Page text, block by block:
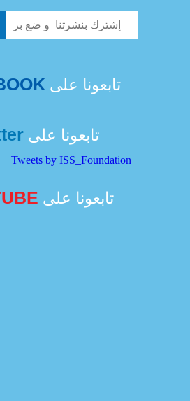
تابعونا على
تابعونا على
Tweets by ISS_Foundation
تابعونا على